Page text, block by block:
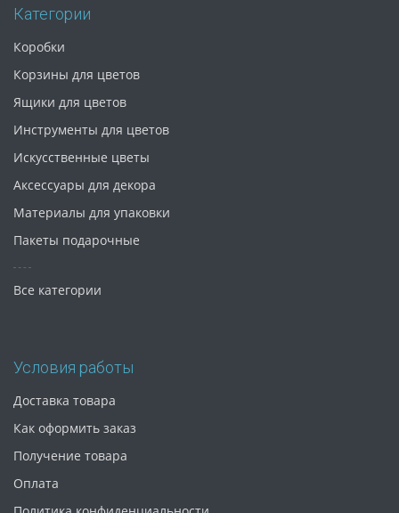
Категории
Коробки
Корзины для цветов
Ящики для цветов
Инструменты для цветов
Искусственные цветы
Аксессуары для декора
Материалы для упаковки
Пакеты подарочные
Все категории
Условия работы
Доставка товара
Как оформить заказ
Получение товара
Оплата